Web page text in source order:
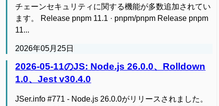
チェーンセキュリティに関する機能が多数追加されてい
ます。 Release pnpm 11.1 · pnpm/pnpm Release pnpm
11...
2026年05月25日
2026-05-11のJS: Node.js 26.0.0、Rolldown
1.0、Jest v30.4.0
JSer.info #771 - Node.js 26.0.0がリリースされました。